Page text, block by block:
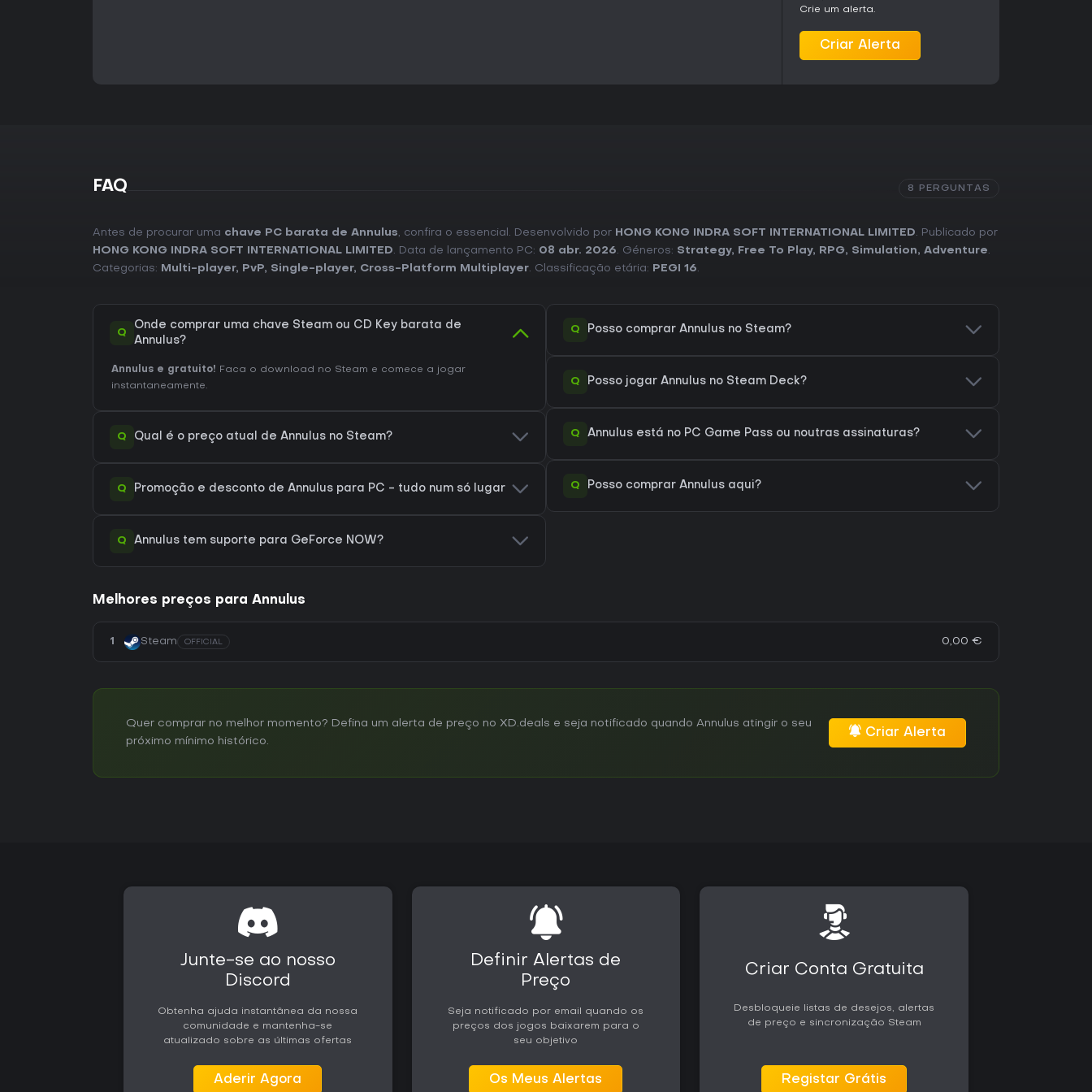
Crie um alerta.
Criar Alerta
FAQ 8 PERGUNTAS
Antes de procurar uma chave PC barata de Annulus, confira o essencial. Desenvolvido por HONG KONG INDRA SOFT INTERNATIONAL LIMITED. Publicado por
HONG KONG INDRA SOFT INTERNATIONAL LIMITED. Data de lançamento PC: 08 abr. 2026. Géneros: Strategy, Free To Play, RPG, Simulation, Adventure.
Categorias:
Multi-player, PvP, Single-player, Cross-Platform Multiplayer. Classificação etária: PEGI 16.
Q
Onde comprar uma chave Steam ou CD Key barata de
Annulus?
Annulus e gratuito! Faca o download no Steam e comece a jogar
instantaneamente.
Q Qual é o preço atual de Annulus no Steam?
Q Promoção e desconto de Annulus para PC - tudo num só lugar
Q Annulus tem suporte para GeForce NOW?
Q Posso comprar Annulus no Steam?
Q Posso jogar Annulus no Steam Deck?
Q Annulus está no PC Game Pass ou noutras assinaturas?
Q Posso comprar Annulus aqui?
Melhores preços para Annulus
1 Steam OFFICIAL 0,00 €
Quer comprar no melhor momento? Defina um alerta de preço no XD.deals e seja notificado quando Annulus atingir o seu
próximo mínimo histórico.
Criar Alerta
Junte-se ao nosso
Discord
Obtenha ajuda instantânea da nossa
comunidade e mantenha-se
atualizado sobre as últimas ofertas
Aderir Agora
Definir Alertas de
Preço
Seja notificado por email quando os
preços dos jogos baixarem para o
seu objetivo
Os Meus Alertas
Criar Conta Gratuita
Desbloqueie listas de desejos, alertas
de preço e sincronização Steam
Registar Grátis